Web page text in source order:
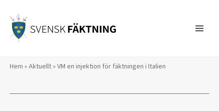
innehåll
Hem » Aktuellt» VM en injektion för fäktningen i Italien